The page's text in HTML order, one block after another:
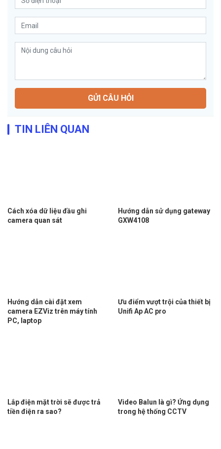
GỬI CÂU HỎI
TIN LIÊN QUAN
Cách xóa dữ liệu đầu ghi
camera quan sát
Hướng dẫn sử dụng gateway
GXW4108
Hướng dẫn cài đặt xem
camera EZViz trên máy tính
PC, laptop
Ưu điểm vượt trội của thiết bị
Unifi Ap AC pro
Lắp điện mặt trời sẽ được trả
tiền điện ra sao?
Video Balun là gì? Ứng dụng
trong hệ thống CCTV